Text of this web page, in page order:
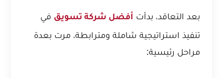
بعد التعاقد، بدأت أفضل شركة تسويق في
تنفيذ استراتيجية شاملة ومترابطة، مرت بعدة
مراحل رئيسية: